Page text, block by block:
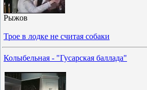
Рыжов
Трое в лодке не считая собаки
Колыбельная - "Гусарская баллада"